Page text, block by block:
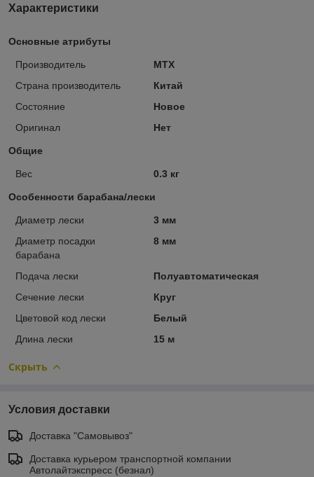
Характеристики
Основные атрибуты
Производитель
MTX
Страна производитель
Китай
Состояние
Новое
Оригинал
Нет
Общие
Вес 0.3 кг
Особенности барабана/лески
Диаметр лески
3 мм
Диаметр посадки
барабана
8 мм
Подача лески
Полуавтоматическая
Сечение лески
Круг
Цветовой код лески
Белый
Длина лески
15 м
Скрыть
Условия доставки
Доставка "Самовывоз"
Доставка курьером транспортной компании
Автолайтэкспресс (безнал)